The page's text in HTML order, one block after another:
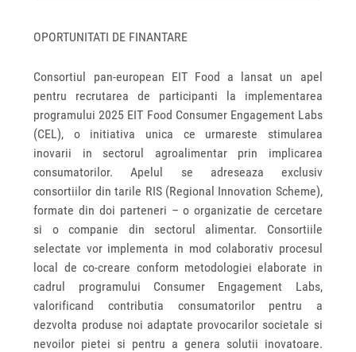
OPORTUNITATI DE FINANTARE
Consortiul pan-european EIT Food a lansat un apel
pentru recrutarea de participanti la implementarea
programului 2025 EIT Food Consumer Engagement Labs
(CEL), o initiativa unica ce urmareste stimularea
inovarii in sectorul agroalimentar prin implicarea
consumatorilor. Apelul se adreseaza exclusiv
consortiilor din tarile RIS (Regional Innovation Scheme),
formate din doi parteneri – o organizatie de cercetare
si o companie din sectorul alimentar. Consortiile
selectate vor implementa in mod colaborativ procesul
local de co-creare conform metodologiei elaborate in
cadrul programului Consumer Engagement Labs,
valorificand contributia consumatorilor pentru a
dezvolta produse noi adaptate provocarilor societale si
nevoilor pietei si pentru a genera solutii inovatoare.